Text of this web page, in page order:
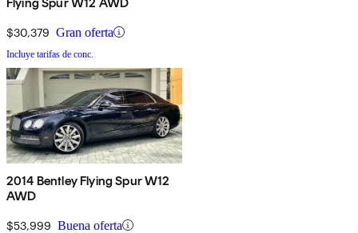
$30,379 Gran oferta
Incluye tarifas de conc.
2014 Bentley Flying Spur W12
AWD
$53,999 Buena oferta